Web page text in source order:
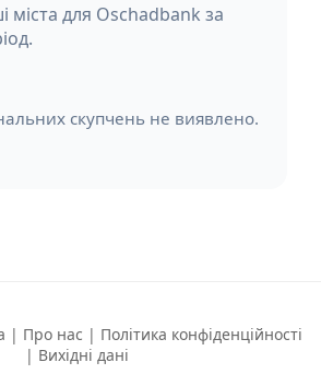
міста для Oschadbank за
скупчень не виявлено.
| Про нас | Політика конфіденційності
| Вихідні дані